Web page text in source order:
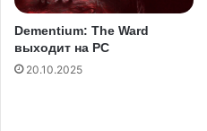
Dementium: The Ward
выходит на PC
20.10.2025